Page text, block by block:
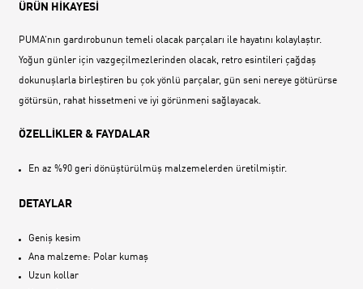
ÜRÜN HİKAYESİ
PUMA‘nın gardırobunun temeli olacak parçaları ile hayatını kolaylaştır.
Yoğun günler için vazgeçilmezlerinden olacak, retro esintileri çağdaş
dokunuşlarla birleştiren bu çok yönlü parçalar, gün seni nereye götürürse
götürsün, rahat hissetmeni ve iyi görünmeni sağlayacak.
ÖZELLİKLER & FAYDALAR
En az %90 geri dönüştürülmüş malzemelerden üretilmiştir.
DETAYLAR
Geniş kesim
Ana malzeme: Polar kumaş
Uzun kollar